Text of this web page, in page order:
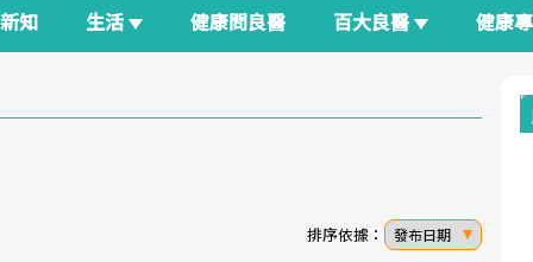
新知 生活 健康問良醫 百大良醫 健康
排序依據： 發布日期
良醫生活祭